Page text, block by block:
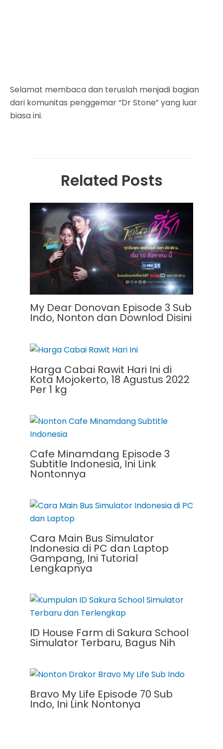
Selamat membaca dan teruslah menjadi bagian
dari komunitas penggemar “Dr Stone” yang luar
biasa ini.
Related Posts
My Dear Donovan Episode 3 Sub
Indo, Nonton dan Downlod Disini
Harga Cabai Rawit Hari Ini di
Kota Mojokerto, 18 Agustus 2022
Per 1 kg
Cafe Minamdang Episode 3
Subtitle Indonesia, Ini Link
Nontonnya
Cara Main Bus Simulator
Indonesia di PC dan Laptop
Gampang, Ini Tutorial
Lengkapnya
ID House Farm di Sakura School
Simulator Terbaru, Bagus Nih
Bravo My Life Episode 70 Sub
Indo, Ini Link Nontonya